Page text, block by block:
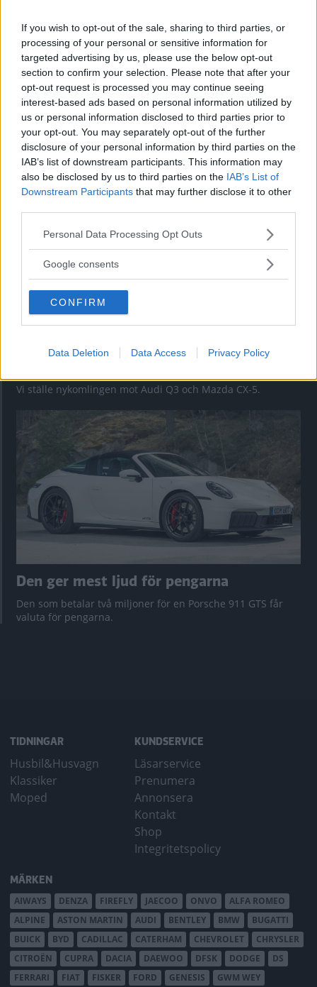
If you wish to opt-out of the sale, sharing to third parties, or
processing of your personal or sensitive information for
targeted advertising by us, please use the below opt-out
section to confirm your selection. Please note that after your
opt-out request is processed you may continue seeing
interest-based ads based on personal information utilized by
us or personal information disclosed to third parties prior to
your opt-out. You may separately opt-out of the further
disclosure of your personal information by third parties on the
IAB’s list of downstream participants. This information may
also be disclosed by us to third parties on the IAB’s List of
Downstream Participants that may further disclose it to other
Please note that this website/app uses one or more Google
not limited to your visit or usage behaviour. You may click to
use your data for below specified purposes in below Google
consent section.
Personal Data Processing Opt Outs
Google consents
CONFIRM
Data Deletion Data Access Privacy Policy
”God chans att bli ny favorit”
Utbudet av terrängdugliga kombibilar har krympt men fylls
nu på av eldrivna Toyota bZ4X Touring. Vi provkör.
Vi ställe nykomlingen mot Audi Q3 och Mazda CX-5.
Den ger mest ljud för pengarna
Den som betalar två miljoner för en Porsche 911 GTS får
valuta för pengarna.
TIDNINGAR
Husbil&Husvagn
Klassiker
Moped
KUNDSERVICE
Läsarservice
Prenumera
Annonsera
Kontakt
Shop
Integritetspolicy
MÄRKEN
AIWAYS DENZA FIREFLY JAECOO ONVO
ALFA ROMEO
ALPINE
ASTON MARTIN AUDI BENTLEY BMW
BUGATTI
BUICK
BYD CADILLAC CATERHAM CHEVROLET
CHRYSLER
CITROËN
CUPRA DACIA DAEWOO DFSK DODGE
DS
FERRARI
FIAT FISKER FORD GENESIS GWM WEY